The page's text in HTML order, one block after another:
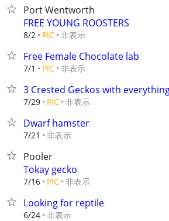
Port Wentworth
FREE YOUNG ROOSTERS
8/2 PIC 非表示
Free Female Chocolate lab
7/1 PIC 非表示
3 Crested Geckos with
7/29 PIC 非表示
Dwarf hamster
7/21 非表示
Pooler
Tokay gecko
7/16 PIC 非表示
Looking for reptile
6/24 非表示